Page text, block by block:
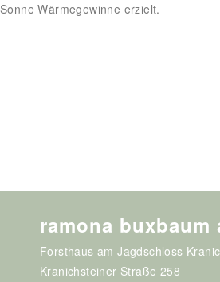
Sonne Wärmegewinne erzielt.
ramona buxbaum
Forsthaus am Jagdschloss
Kranichsteiner Straße 258